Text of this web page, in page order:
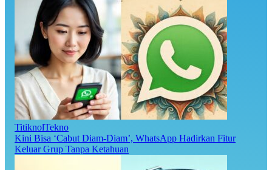
TitiknolTekno
Kini Bisa ‘Cabut Diam-Diam’, WhatsApp Hadirkan Fitur
Keluar Grup Tanpa Ketahuan